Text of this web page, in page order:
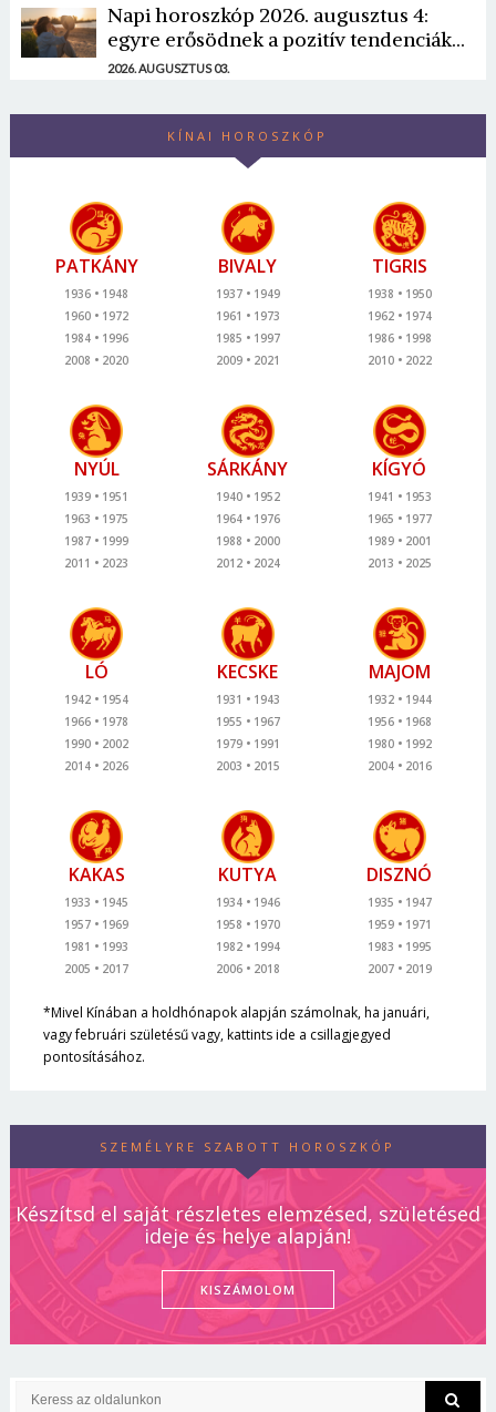
Napi horoszkóp 2026. augusztus 4:
egyre erősödnek a pozitív tendenciák...
2026. AUGUSZTUS 03.
KÍNAI HOROSZKÓP
PATKÁNY
1936
1948
1960
1972
1984
1996
2008
2020
BIVALY
1937
1949
1961
1973
1985
1997
2009
2021
TIGRIS
1938
1950
1962
1974
1986
1998
2010
2022
NYÚL
1939
1951
1963
1975
1987
1999
2011
2023
SÁRKÁNY
1940
1952
1964
1976
1988
2000
2012
2024
KÍGYÓ
1941
1953
1965
1977
1989
2001
2013
2025
LÓ
1942
1954
1966
1978
1990
2002
2014
2026
KECSKE
1931
1943
1955
1967
1979
1991
2003
2015
MAJOM
1932
1944
1956
1968
1980
1992
2004
2016
KAKAS
1933
1945
1957
1969
1981
1993
2005
2017
KUTYA
1934
1946
1958
1970
1982
1994
2006
2018
DISZNÓ
1935
1947
1959
1971
1983
1995
2007
2019
*Mivel Kínában a holdhónapok alapján számolnak, ha januári,
vagy februári születésű vagy, kattints ide a csillagjegyed
pontosításához.
SZEMÉLYRE SZABOTT HOROSZKÓP
Készítsd el saját részletes elemzésed, születésed
ideje és helye alapján!
KISZÁMOLOM